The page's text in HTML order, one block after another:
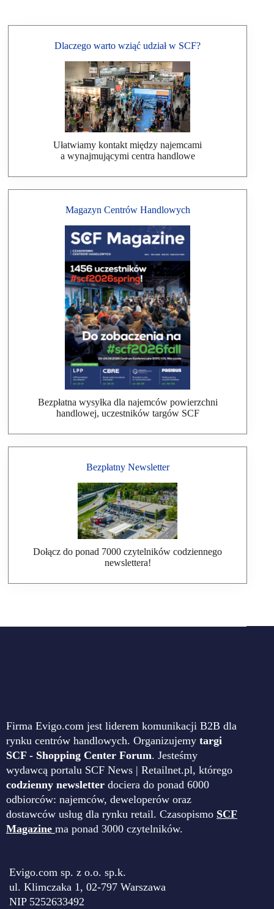
Dlaczego warto wziąć udział w SCF?
Ułatwiamy kontakt między najemcami
a wynajmującymi centra handlowe
Magazyn Centrów Handlowych
Bezpłatna wysyłka dla najemców powierzchni
handlowej, uczestników targów SCF
Bezpłatny Newsletter
Dołącz do ponad 7000 czytelników codziennego
newslettera!
Firma Evigo.com jest liderem komunikacji B2B dla
rynku centrów handlowych. Organizujemy targi
SCF - Shopping Center Forum. Jesteśmy
wydawcą portalu SCF News | Retailnet.pl, którego
codzienny newsletter dociera do ponad 6000
odbiorców: najemców, deweloperów oraz
dostawców usług dla rynku retail. Czasopismo SCF
Magazine ma ponad 3000 czytelników.
Evigo.com sp. z o.o. sp.k.
ul. Klimczaka 1, 02-797 Warszawa
NIP 5252633492